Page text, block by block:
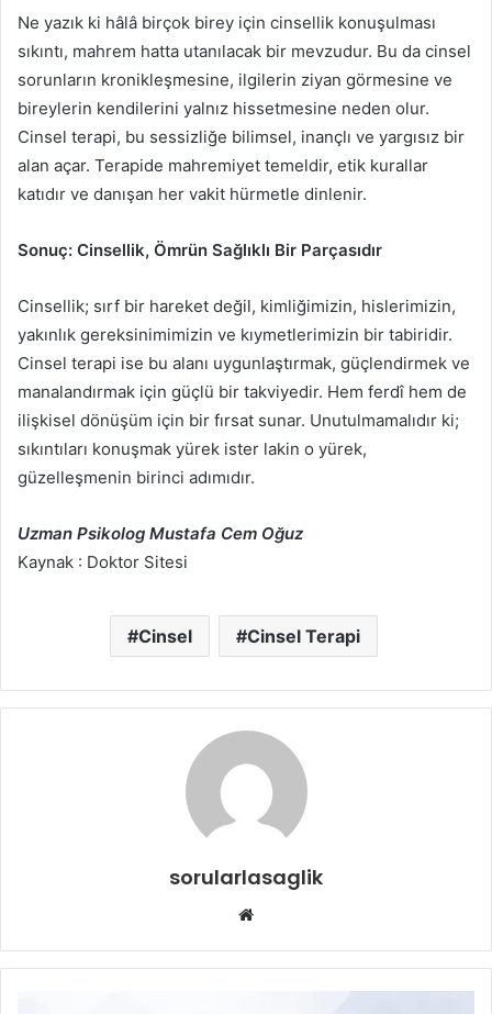
Ne yazık ki hâlâ birçok birey için cinsellik konuşulması
sıkıntı, mahrem hatta utanılacak bir mevzudur. Bu da cinsel
sorunların kronikleşmesine, ilgilerin ziyan görmesine ve
bireylerin kendilerini yalnız hissetmesine neden olur.
Cinsel terapi, bu sessizliğe bilimsel, inançlı ve yargısız bir
alan açar. Terapide mahremiyet temeldir, etik kurallar
katıdır ve danışan her vakit hürmetle dinlenir.
Sonuç: Cinsellik, Ömrün Sağlıklı Bir Parçasıdır
Cinsellik; sırf bir hareket değil, kimliğimizin, hislerimizin,
yakınlık gereksinimimizin ve kıymetlerimizin bir tabiridir.
Cinsel terapi ise bu alanı uygunlaştırmak, güçlendirmek ve
manalandırmak için güçlü bir takviyedir. Hem ferdî hem de
ilişkisel dönüşüm için bir fırsat sunar. Unutulmamalıdır ki;
sıkıntıları konuşmak yürek ister lakin o yürek,
güzelleşmenin birinci adımıdır.
Uzman Psikolog Mustafa Cem Oğuz
Kaynak : Doktor Sitesi
Cinsel Cinsel Terapi
sorularlasaglik
Web